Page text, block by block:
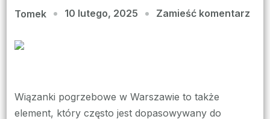
Tomek 10 lutego, 2025 Zamieść komentarzwe
Wiązanki pogrzebowe w Warszawie to także
element, który często jest dopasowywany do